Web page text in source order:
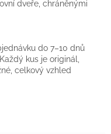
dveře, chráněnými
do 7–10 dnů
kus je originál,
celkový vzhled